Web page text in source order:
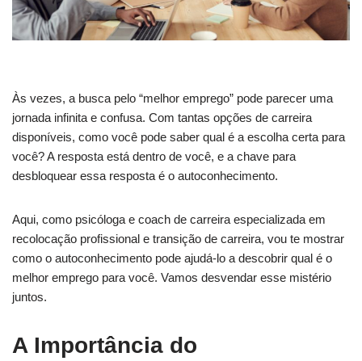
Às vezes, a busca pelo “melhor emprego” pode parecer uma
jornada infinita e confusa. Com tantas opções de carreira
disponíveis, como você pode saber qual é a escolha certa para
você? A resposta está dentro de você, e a chave para
desbloquear essa resposta é o autoconhecimento.
Aqui, como psicóloga e coach de carreira especializada em
recolocação profissional e transição de carreira, vou te mostrar
como o autoconhecimento pode ajudá-lo a descobrir qual é o
melhor emprego para você. Vamos desvendar esse mistério
juntos.
A Importância do